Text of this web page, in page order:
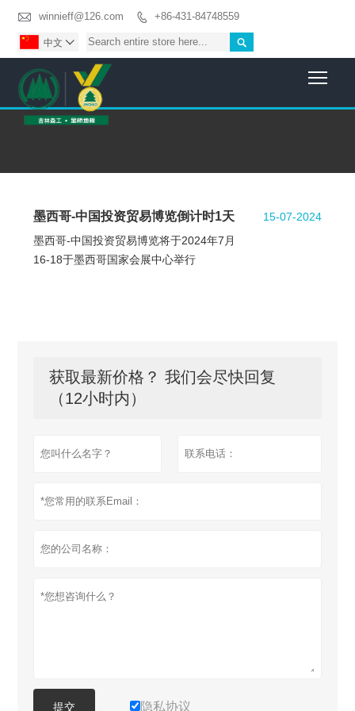
 winnieff@126.com  +86-431-84748559

中文 
墨西哥-中国投资贸易博览倒计时1天
墨西哥-中国投资贸易博览将于2024年7月
16-18于墨西哥国家会展中心举行
15-07-2024
获取最新价格？ 我们会尽快回复
（12小时内）
提交 隐私协议